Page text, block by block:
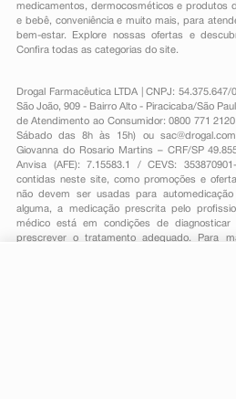
medicamentos , dermocosméticos e produtos
e bebê, conveniênciae muito mais, para
bem-estar. Explore nossas ofertas e
Confira todas as categorias do site.
Drogal Farmacêutica LTDA | CNPJ:
São João, 909 - Bairro Alto - Piracicaba/São
de Atendimento ao Consumidor: 0800 771
Sábado das 8h às 15h) ou
Giovanna do Rosario Martins – CRF/SP
Anvisa (AFE): 7.15583.1 / CEVS:
contidas neste site, como promoções e
não devem ser usadas para
alguma, a medicação prescrita pelo
médico está em condições de
prescrever o tratamento adequado. Para